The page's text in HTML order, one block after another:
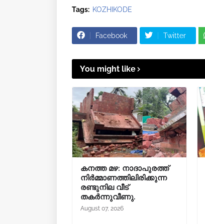
Tags: KOZHIKODE
Facebook Twitter
You might like
കനത്ത മഴ: നാദാപുരത്ത്
നിർമ്മാണത്തിലിരിക്കുന്ന
രണ്ടുനില വീട്
തകർന്നുവീണു.
August 07, 2026